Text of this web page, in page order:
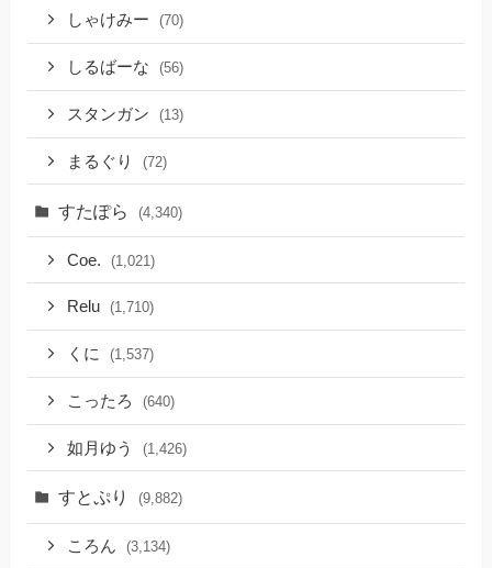
しゃけみー (70)
しるばーな (56)
スタンガン (13)
まるぐり (72)
すたぽら (4,340)
Coe. (1,021)
Relu (1,710)
くに (1,537)
こったろ (640)
如月ゆう (1,426)
すとぷり (9,882)
ころん (3,134)